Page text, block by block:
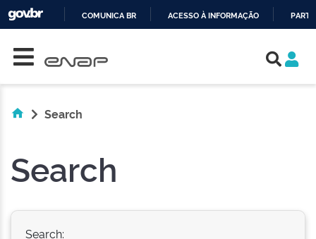
COMUNICA BR ACESSO À INFORMAÇÃO
Search
Search
Search: